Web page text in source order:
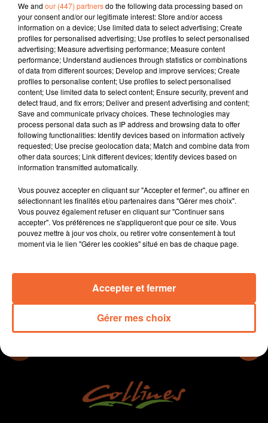
Infos
1er décembre 2021 - 11 min 20 sec
JOURNAL DU MERCREDI 01 DECEMBRE ( MIDI )
Patrice Bémanangy
L'info près de chez vous.
C'est aujourd'hui la journée mondiale de luttre contre le
sida.
Le conseil départemental affiche sa volonté de voir la
RN 149 entre Bressuire et Poitiers aménagée.
des bassines.
Deux ministres sont attendus cette fin de semaine à
Thouars.
We and our (447) partnersdo the following data processing based on
your consent and/or our legitimate interest: Store and/or access
information on a device; Use limited data to select advertising; Create
profiles for personalised advertising; Use profiles to select personalised
advertising; Measure advertising performance; Measure content
performance; Understand audiences through statistics or combinations
of data from different sources; Develop and improve services; Create
profiles to personalise content; Use profiles to select personalised
content; Use limited data to select content; Ensure security, prevent and
detect fraud, and fix errors; Deliver and present advertising and content;
Save and communicate privacy choices. These technologies may
process personal data such as IP address and browsing data to offer
following functionalities: Identify devices based on information actively
requested; Use precise geolocation data; Match and combine data from
other data sources; Link different devices; Identify devices based on
information transmitted automatically.
Vous pouvez accepter en cliquant sur "Accepter et fermer", ou affiner en
sélectionnant les finalités et/ou partenaires dans "Gérer mes choix".
Vous pouvez également refuser en cliquant sur "Continuer sans
accepter". Vos préférences ne s'appliqueront que pour ce site. Vous
pouvez mettre à jour vos choix, ou retirer votre consentement à tout
moment via le lien "Gérer les cookies" situé en bas de chaque page.
Gérer mes choix
Accepter et fermer